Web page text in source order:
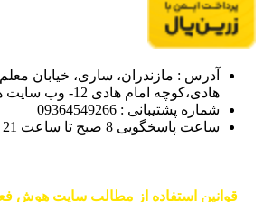
آدرس : مازندران، ساری، خیابان
هادی،کوچه امام هادی 12- وب سایت هوش فعال
شماره پشتیبانی : 09364549266
ساعت پاسخگویی 8 صبح تا ساعت 21
قوانین استفاده از مطالب سایت هوش